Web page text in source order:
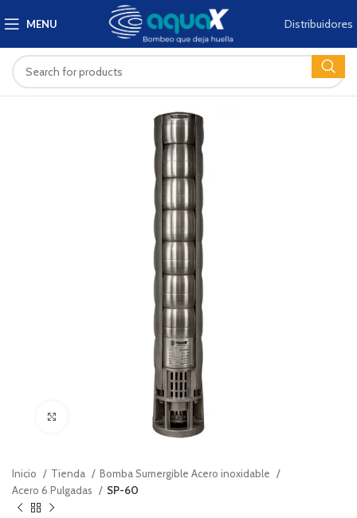
MENU Distribuidores
Inicio Tienda
Bomba Sumergible Acero inoxidable
Acero 6 Pulgadas
SP-60